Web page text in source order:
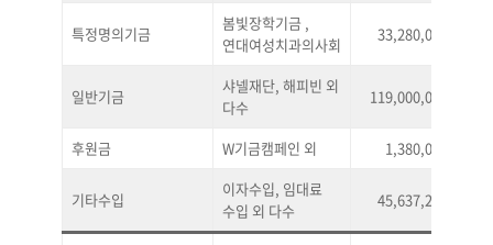
특정명의기금
봄빛장학기금 ,
연대여성치과의사회
33,280,000
일반기금
샤넬재단, 해피빈 외
다수
119,000,000
후원금 W기금캠페인 외 1,380,000
기타수입
이자수입, 임대료
수입 외 다수
45,637,207